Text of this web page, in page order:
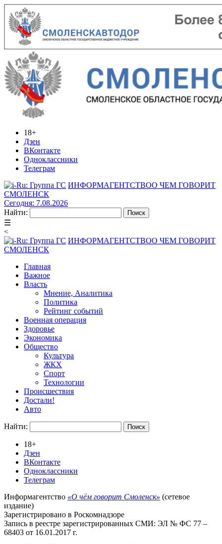
18+
Дзен
ВКонтакте
Одноклассники
Телеграм
ИНФОРМАГЕНТСТВОО ЧЕМ ГОВОРИТ
СМОЛЕНСК
Сегодня: 7.08.2026
Найти:
☰
<
ИНФОРМАГЕНТСТВОО ЧЕМ ГОВОРИТ
СМОЛЕНСК
Главная
Важное
Власть
Мнение, Аналитика
Политика
Рейтинг событий
Военная операция
Здоровье
Экономика
Общество
Культура
ЖКХ
Спорт
Технологии
Происшествия
Достали!
Авто
Найти:
18+
Дзен
ВКонтакте
Одноклассники
Телеграм
Информагентство «О чём говорит Смоленск» (сетевое
издание)
Зарегистрировано в Роскомнадзоре
Запись в реестре зарегистрированных СМИ: ЭЛ № ФС 77 –
68403 от 16.01.2017 г.